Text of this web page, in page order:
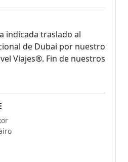
indicada traslado al
de Dubai por nuestro
Viajes®. Fin de nuestros